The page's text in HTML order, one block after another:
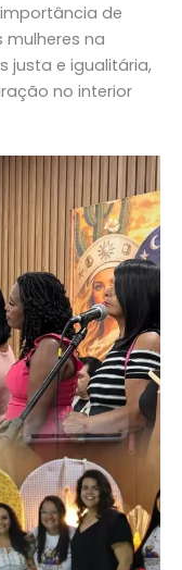
de
mulheres na
justa e igualitária,
no interior